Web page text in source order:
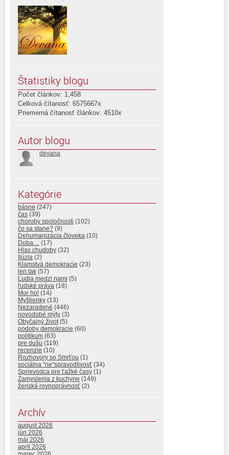
Štatistiky blogu
Počet článkov: 1,458
Celková čítanosť: 6575667x
Priemerná čítanosť článkov: 4510x
Autor blogu
devana
Kategórie
básne (247)
čas (39)
choroby spoločnosti (102)
čo sa stane? (9)
Dehumanizácia človeka (10)
Doba…
(17)
Hlas chudoby (32)
Ilúzia (2)
Klamstvá demokracie (23)
len tak (57)
Ľudia medzi nami (5)
ľudské práva (18)
Mor ho! (14)
Myšlienky (13)
Nezaradené (446)
novodobé mýty (3)
Obyčajný život (5)
podoby demokracie (60)
politikum (63)
pre dušu (119)
recenzie (10)
Rozhovory so Smrťou (1)
sociálna "ne"spravodlivosť (34)
Sprievodca pre ťažké časy (1)
Zamyslenia z kuchyne (149)
ženská rovnoprávnosť (2)
Archív
august 2026
jún 2026
máj 2026
apríl 2026